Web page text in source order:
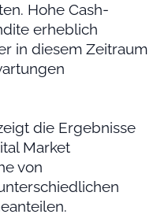
Hohe Cash-
erheblich
in diesem Zeitraum
die Ergebnisse
Market
von